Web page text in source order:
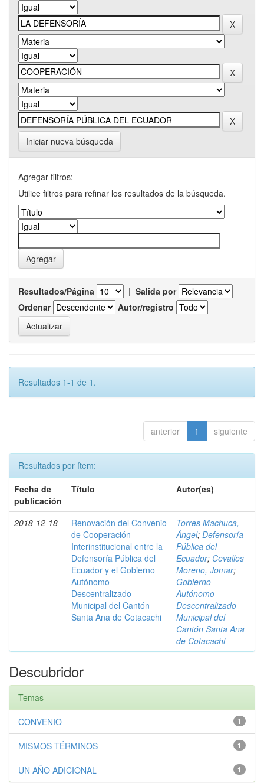
Iniciar nueva búsqueda
Agregar filtros:
Utilice filtros para refinar los resultados de la búsqueda.
Resultados/Página | Salida por
Ordenar
Autor/registro
Resultados 1-1 de 1.
anterior 1 siguiente
Resultados por ítem:
Fecha de
publicación
Título Autor(es)
2018-12-18
Renovación del Convenio
de Cooperación
Interinstitucional entre la
Defensoría Pública del
Ecuador y el Gobierno
Autónomo
Descentralizado
Municipal del Cantón
Santa Ana de Cotacachi
Torres Machuca,
Ángel; Defensoría
Pública del
Ecuador; Cevallos
Moreno, Jomar;
Gobierno
Autónomo
Descentralizado
Municipal del
Cantón Santa Ana
de Cotacachi
Descubridor
Temas
1
CONVENIO
1
MISMOS TÉRMINOS
1
UN AÑO ADICIONAL